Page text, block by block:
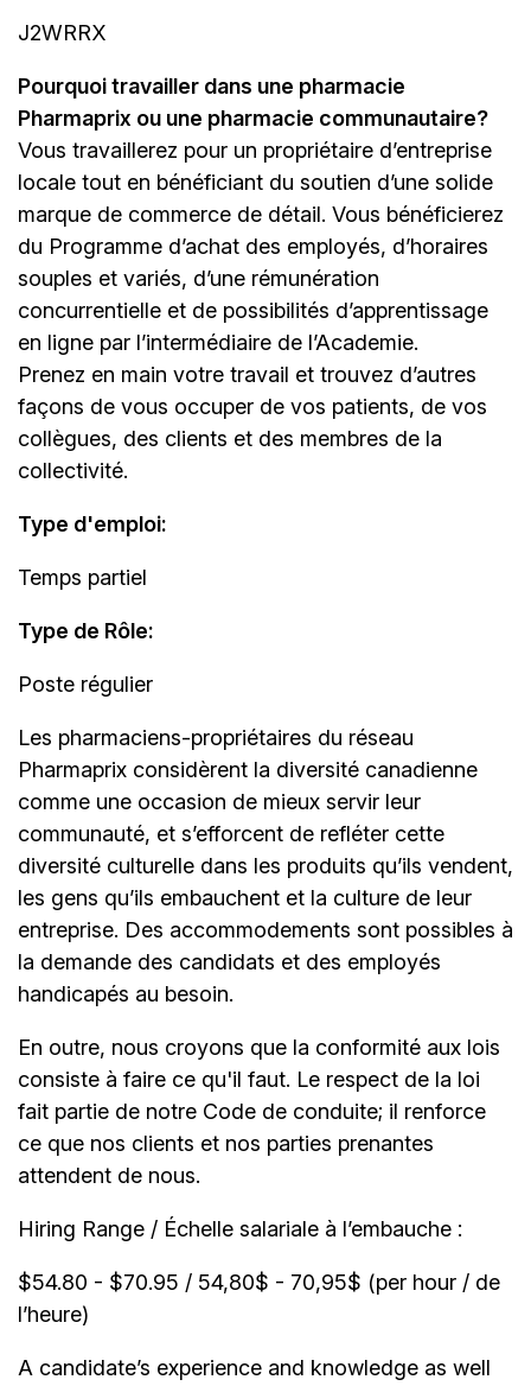
J2WRRX
Pourquoi travailler dans une pharmacie
Pharmaprix ou une pharmacie communautaire?
Vous travaillerez pour un propriétaire d’entreprise
locale tout en bénéficiant du soutien d’une solide
marque de commerce de détail. Vous bénéficierez
du Programme d’achat des employés, d’horaires
souples et variés, d’une rémunération
concurrentielle et de possibilités d’apprentissage
en ligne par l’intermédiaire de l’Academie.
Prenez en main votre travail et trouvez d’autres
façons de vous occuper de vos patients, de vos
collègues, des clients et des membres de la
collectivité.
Type d'emploi:
Temps partiel
Type de Rôle:
Poste régulier
Les pharmaciens-propriétaires du réseau
Pharmaprix considèrent la diversité canadienne
comme une occasion de mieux servir leur
communauté, et s’efforcent de refléter cette
diversité culturelle dans les produits qu’ils vendent,
les gens qu’ils embauchent et la culture de leur
entreprise. Des accommodements sont possibles à
la demande des candidats et des employés
handicapés au besoin.
En outre, nous croyons que la conformité aux lois
consiste à faire ce qu'il faut. Le respect de la loi
fait partie de notre Code de conduite; il renforce
ce que nos clients et nos parties prenantes
attendent de nous.
Hiring Range / Échelle salariale à l’embauche :
$54.80 - $70.95 / 54,80$ - 70,95$ (per hour / de
l’heure)
A candidate’s experience and knowledge as well